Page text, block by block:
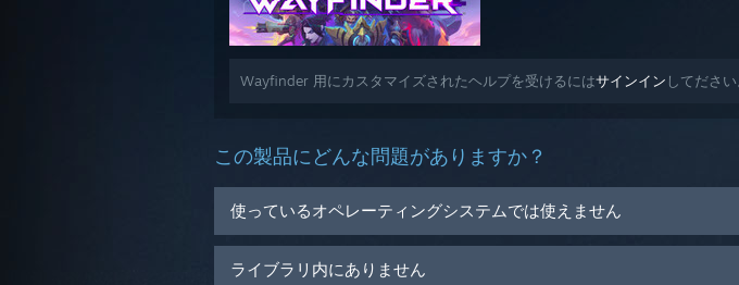
Wayfinder 用にカスタマイズされたヘルプを受けるにはサインイン してださい
この製品にどんな問題がありますか？
使っているオペレーティングシステムでは使えません
ライブラリ内にありません